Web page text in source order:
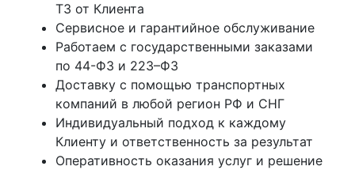
ТЗ от Клиента
Сервисное и гарантийное обслуживание
Работаем с государственными заказами
по 44-ФЗ и 223–ФЗ
Доставку с помощью транспортных
компаний в любой регион РФ и СНГ
Индивидуальный подход к каждому
Клиенту и ответственность за результат
Оперативность оказания услуг и решение